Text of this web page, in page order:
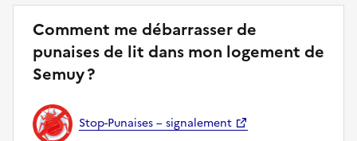
Comment me débarrasser de
punaises de lit dans mon logement de
Semuy ?
Stop-Punaises – signalement